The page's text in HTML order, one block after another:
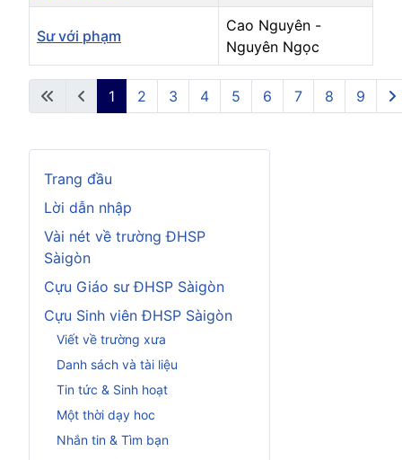
Trang đầu
Lời dẫn nhập
Vài nét về trường ĐHSP
Sàigòn
Cựu Giáo sư ĐHSP Sàigòn
Cựu Sinh viên ĐHSP Sàigòn
Viết về trường xưa
Danh sách và tài liệu
Tin tức & Sinh hoạt
Một thời dạy hoc
Nhắn tin & Tìm bạn
Articles
Sư với phạm
Cao Nguyên -
Nguyên Ngọc
Page 1 of 9
1 2 3 4 5 6 7 8 9